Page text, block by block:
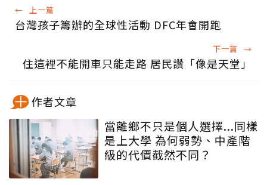
← 上一篇
台灣孩子籌辦的全球性活動 DFC年會開跑
下一篇 →
住這裡不能開車只能走路 居民讚「像是天堂」
作者文章
當離鄉不只是個人選擇...同樣
是上大學 為何弱勢、中產階
級的代價截然不同？